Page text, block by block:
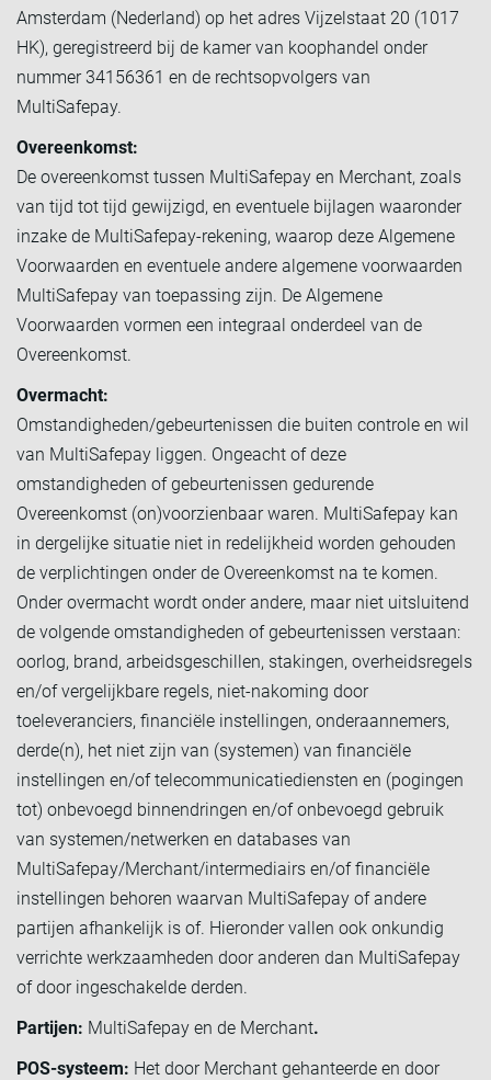
Amsterdam (Nederland) op het adres Vijzelstaat 20 (1017
HK), geregistreerd bij de kamer van koophandel onder
nummer 34156361 en de rechtsopvolgers van
MultiSafepay.
Overeenkomst:
De overeenkomst tussen MultiSafepay en Merchant, zoals
van tijd tot tijd gewijzigd, en eventuele bijlagen waaronder
inzake de MultiSafepay-rekening, waarop deze Algemene
Voorwaarden en eventuele andere algemene voorwaarden
MultiSafepay van toepassing zijn. De Algemene
Voorwaarden vormen een integraal onderdeel van de
Overeenkomst.
Overmacht:
Omstandigheden/gebeurtenissen die buiten controle en wil
van MultiSafepay liggen. Ongeacht of deze
omstandigheden of gebeurtenissen gedurende
Overeenkomst (on)voorzienbaar waren. MultiSafepay kan
in dergelijke situatie niet in redelijkheid worden gehouden
de verplichtingen onder de Overeenkomst na te komen.
Onder overmacht wordt onder andere, maar niet uitsluitend
de volgende omstandigheden of gebeurtenissen verstaan:
oorlog, brand, arbeidsgeschillen, stakingen, overheidsregels
en/of vergelijkbare regels, niet-nakoming door
toeleveranciers, financiële instellingen, onderaannemers,
derde(n), het niet zijn van (systemen) van financiële
instellingen en/of telecommunicatiediensten en (pogingen
tot) onbevoegd binnendringen en/of onbevoegd gebruik
van systemen/netwerken en databases van
MultiSafepay/Merchant/intermediairs en/of financiële
instellingen behoren waarvan MultiSafepay of andere
partijen afhankelijk is of. Hieronder vallen ook onkundig
verrichte werkzaamheden door anderen dan MultiSafepay
of door ingeschakelde derden.
Partijen: MultiSafepay en de Merchant.
POS-systeem: Het door Merchant gehanteerde en door